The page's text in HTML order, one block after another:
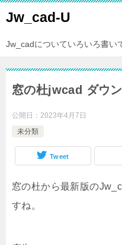
Jw_cad-U
Jw_cadについていろいろ書い
窓の杜jwcad ダウ
公開日： 2023年4月7日
未分類
Tweet
窓の杜から最新版の
すね。